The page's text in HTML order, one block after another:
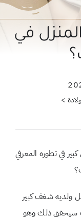
في
في تطوره المعرفي
ولديه شغف كبير
سيحقق ذلك وهو